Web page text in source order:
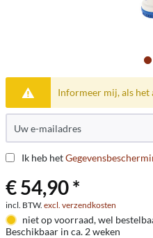
Informeer mij, als
Ik heb het
€ 54,90 *
incl. BTW. excl. verzendkosten
niet op voorraad, wel
Beschikbaar in ca. 2 weken